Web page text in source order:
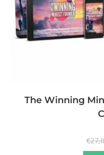
The Winning
€